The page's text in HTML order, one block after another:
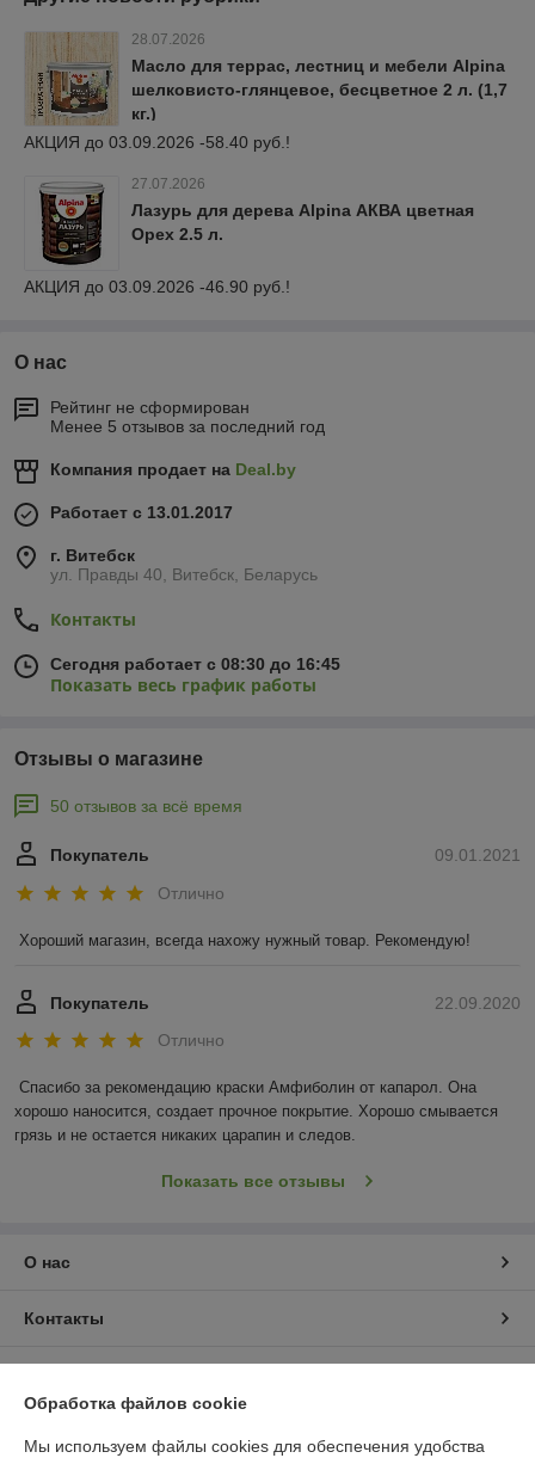
28.07.2026
Масло для террас, лестниц и мебели Alpina
шелковисто-глянцевое, бесцветное 2 л. (1,7
кг.)
АКЦИЯ до 03.09.2026 -58.40 руб.!
27.07.2026
Лазурь для дерева Alpina АКВА цветная
Орех 2.5 л.
АКЦИЯ до 03.09.2026 -46.90 руб.!
О нас
Рейтинг не сформирован
Менее 5 отзывов за последний год
Компания продает на Deal.by
Работает с 13.01.2017
г. Витебск
ул. Правды 40, Витебск, Беларусь
Контакты
Сегодня работает с 08:30 до 16:45
Показать весь график работы
Отзывы о магазине
50 отзывов за всё время
09.01.2021
Покупатель
Отлично
Хороший магазин, всегда нахожу нужный товар. Рекомендую!
22.09.2020
Покупатель
Отлично
Спасибо за рекомендацию краски Амфиболин от капарол. Она
хорошо наносится, создает прочное покрытие. Хорошо смывается
грязь и не остается никаких царапин и следов.
Показать все отзывы
О нас
Контакты
Обработка файлов cookie
Мы используем файлы cookies для обеспечения удобства